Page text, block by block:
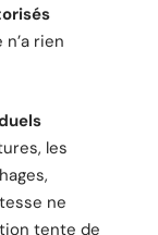
rien
les
ne
tente de